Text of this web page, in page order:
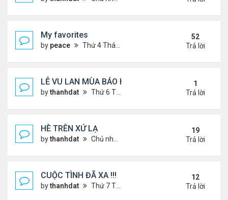
My favorites
by peace Thứ 4 Tháng 9 04, 2024 12:11 pm
52
Trả lời
LỄ VU LAN MÙA BÁO HIẾU !!!
bythanhdat Thứ 6 Tháng 9 05, 2025 1:52 pm
1
Trả lời
HÈ TRÊN XỨ LẠ
bythanhdat Chủ nhật Tháng 6 30, 2024 12:19 pm
19
Trả lời
CUỘC TÌNH ĐÃ XA !!!
bythanhdat Thứ 7 Tháng 12 14, 2024 2:15 am
12
Trả lời